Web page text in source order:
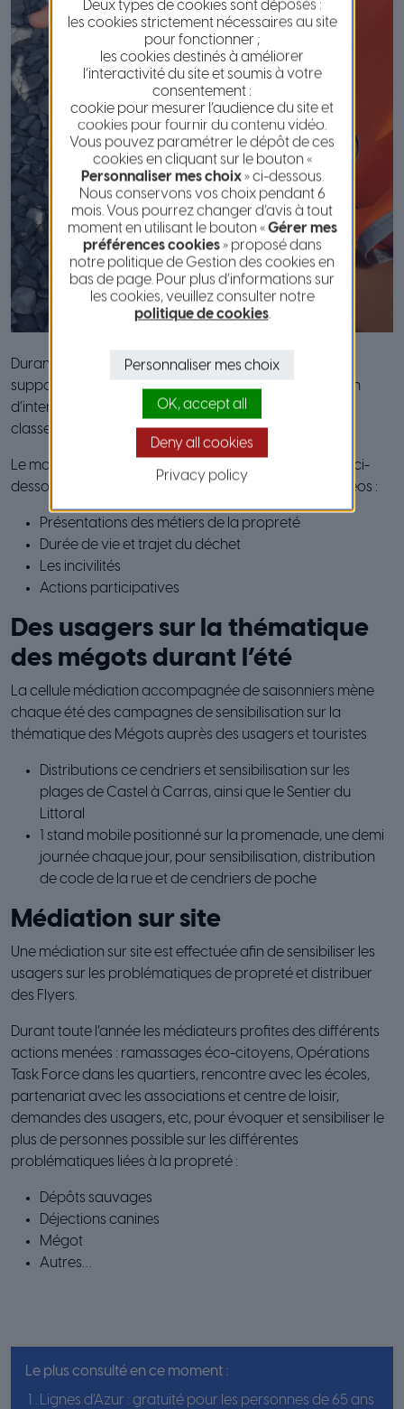
Durant l’année 2019, la cellule médiation a élaboré un
support pédagogique sur le thème de la propreté afin
d’intervenir dans les écoles de la Ville de Nice sur des
classes allant de la maternelle jusqu’au CM2.
Le module intitulé « Ma ville propre » expose les points ci-
dessous, à travers des explications, des photos et vidéos :
Présentations des métiers de la propreté
Durée de vie et trajet du déchet
Les incivilités
Actions participatives
Des usagers sur la thématique
des mégots durant l’été
La cellule médiation accompagnée de saisonniers mène
chaque été des campagnes de sensibilisation sur la
thématique des Mégots auprès des usagers et touristes
Distributions ce cendriers et sensibilisation sur les
plages de Castel à Carras, ainsi que le Sentier du
Littoral
1 stand mobile positionné sur la promenade, une demi
journée chaque jour, pour sensibilisation, distribution
de code de la rue et de cendriers de poche
Médiation sur site
Une médiation sur site est effectuée afin de sensibiliser les
usagers sur les problématiques de propreté et distribuer
des Flyers.
Durant toute l’année les médiateurs profites des différents
actions menées : ramassages éco-citoyens, Opérations
Task Force dans les quartiers, rencontre avec les écoles,
partenariat avec les associations et centre de loisir,
demandes des usagers, etc, pour évoquer et sensibiliser le
plus de personnes possible sur les différentes
problématiques liées à la propreté :
Dépôts sauvages
Déjections canines
Mégot
Autres…
Le plus consulté en ce moment :
Lignes d’Azur : gratuité pour les personnes de 65 ans
Deux types de cookies sont déposés :
les cookies strictement nécessaires au site
pour fonctionner ;
les cookies destinés à améliorer
l’interactivité du site et soumis à votre
consentement :
cookie pour mesurer l’audience du site et
cookies pour fournir du contenu vidéo.
Vous pouvez paramétrer le dépôt de ces
cookies en cliquant sur le bouton «
Personnaliser mes choix» ci-dessous.
Nous conservons vos choix pendant 6
mois. Vous pourrez changer d’avis à tout
moment en utilisant le bouton «Gérer mes
préférences cookies» proposé dans
notre politique de Gestion des cookies en
bas de page. Pour plus d’informations sur
les cookies, veuillez consulter notre
politique de cookies.
Personnaliser mes choix
OK, accept all
Deny all cookies
Privacy policy